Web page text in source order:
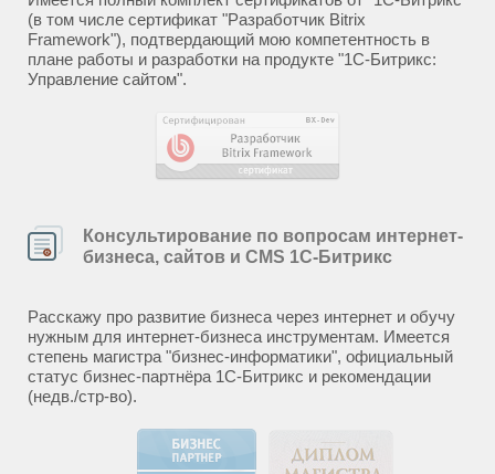
(в том числе сертификат "Разработчик Bitrix
Framework"), подтвердающий мою компетентность в
плане работы и разработки на продукте "1С-Битрикс:
Управление сайтом".
Консультирование по вопросам интернет-
бизнеса, сайтов и CMS 1С-Битрикс
Расскажу про развитие бизнеса через интернет и обучу
нужным для интернет-бизнеса инструментам. Имеется
степень магистра "бизнес-информатики", официальный
статус бизнес-партнёра 1С-Битрикс и рекомендации
(недв./стр-во).